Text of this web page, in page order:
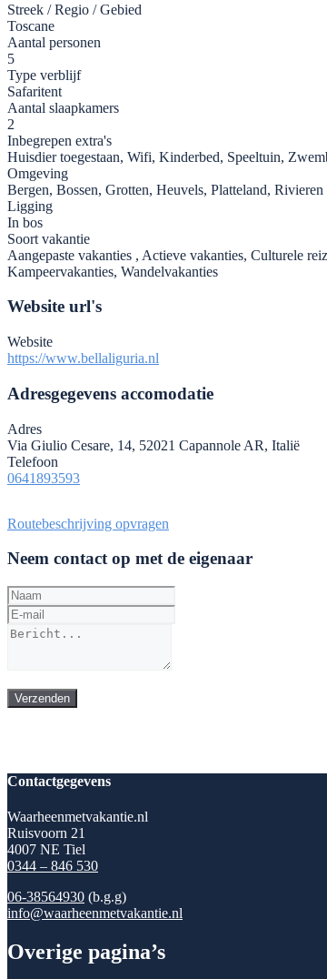
Streek / Regio / Gebied
Toscane
Aantal personen
5
Type verblijf
Safaritent
Aantal slaapkamers
2
Inbegrepen extra's
Huisdier toegestaan, Wifi, Kinderbed, Speeltuin,
Omgeving
Bergen, Bossen, Grotten, Heuvels, Platteland, Rivieren
Ligging
In bos
Soort vakantie
Aangepaste vakanties , Actieve vakanties, Culturele
Kampeervakanties, Wandelvakanties
Website url's
Website
https://www.bellaliguria.nl
Adresgegevens accomodatie
Adres
Via Giulio Cesare, 14, 52021 Capannole AR, Italië
Telefoon
0641893593
Routebeschrijving opvragen
Neem contact op met de eigenaar
Verzenden
Contactgegevens
Waarheenmetvakantie.nl
Ruisvoorn 21
4007 NE Tiel
0344 – 846 530
06-38564930 (b.g.g)
info@waarheenmetvakantie.nl
Overige pagina’s